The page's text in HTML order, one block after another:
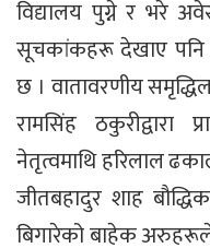
विद्यालय पुग्ने र भरे
सूचकांकहरू देखाए
छ । वातावरणीय
रामसिंह ठकुरीद्वारा
नेतृत्वमाथि हरिलाल
जीतबहादुर शाह
बिगारेको बाहेक